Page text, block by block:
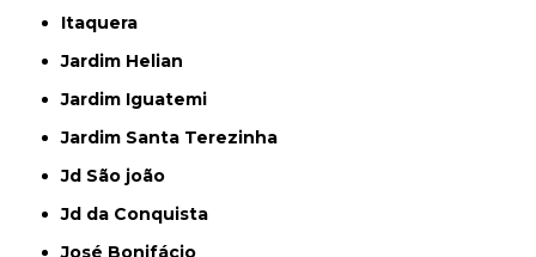
Itaquera
Jardim Helian
Jardim Iguatemi
Jardim Santa Terezinha
Jd São joão
Jd da Conquista
José Bonifácio